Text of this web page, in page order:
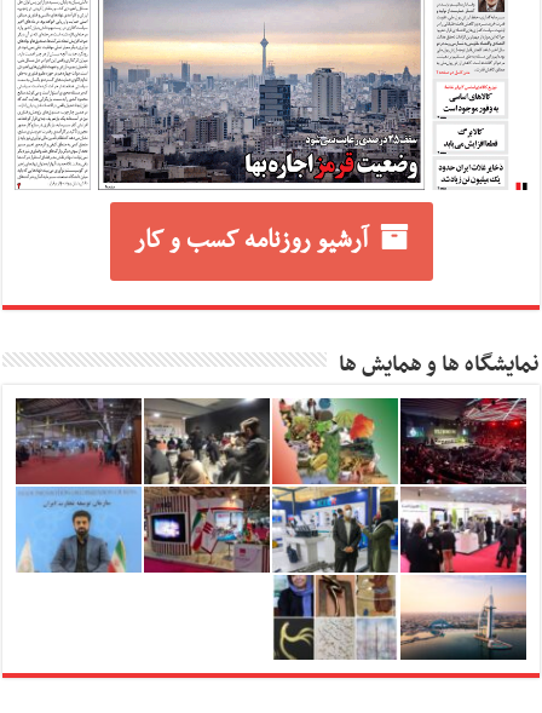
آرشیو روزنامه کسب و کار
نمایشگاه ها و همایش ها